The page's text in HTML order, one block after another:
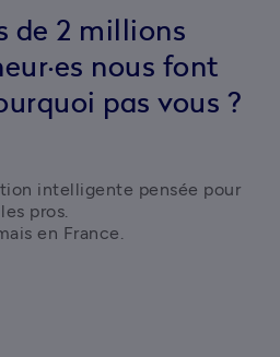
de 2 millions
nous font
pas vous ?
intelligente pensée pour
les pros.
en France.